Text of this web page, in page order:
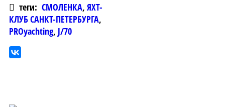
теги: СМОЛЕНКА, ЯХТ-
КЛУБ САНКТ-ПЕТЕРБУРГА,
PROyachting, J/70